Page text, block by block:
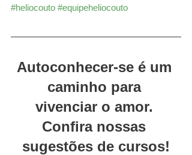
#heliocouto #equipeheliocouto
Autoconhecer-se é um
caminho para
vivenciar o amor.
Confira nossas
sugestões de cursos!